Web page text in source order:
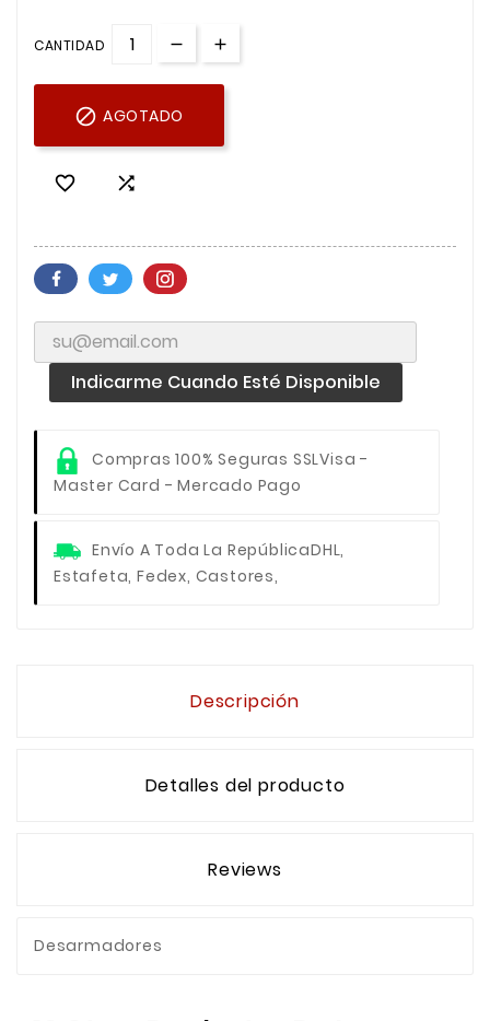
CANTIDAD
 AGOTADO
 
Indicarme Cuando Esté Disponible
Compras 100% Seguras SSLVisa -
Master Card - Mercado Pago
Envío A Toda La RepúblicaDHL,
Estafeta, Fedex, Castores,
Descripción
Detalles del producto
Reviews
Desarmadores